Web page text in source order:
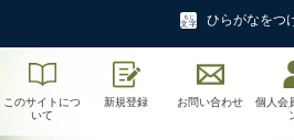
ひらがなをつ
このサイトにつ
いて
新規登録 お問い合わせ
個人会